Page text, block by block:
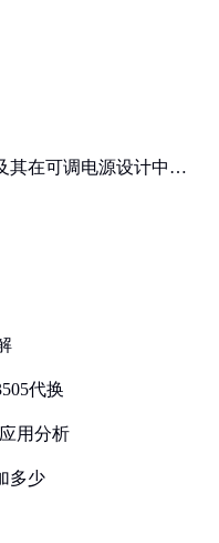
其在可调电源设计中的
代换
用分析
多少